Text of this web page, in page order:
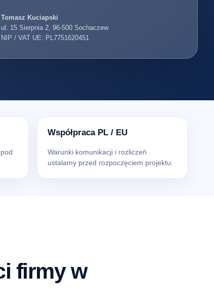
Tomasz Kuciapski
ul. 15 Sierpnia 2, 96-500 Sochaczew
NIP / VAT UE: PL7751620451
Współpraca PL / EU
Warunki komunikacji i rozliczeń
ustalamy przed rozpoczęciem projektu.
firmy w